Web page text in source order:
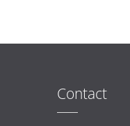
Contact